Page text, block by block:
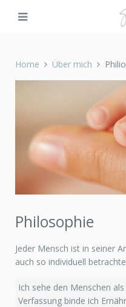
Home Über mich
Philosophie
Jeder Mensch ist in seiner
auch so individuell
Ich sehe den Menschen
Verfassung binde ich